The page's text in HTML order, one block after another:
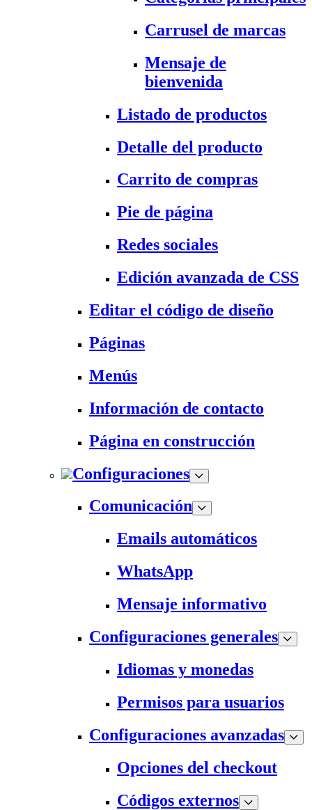
Carrusel de marcas
Mensaje de
bienvenida
Listado de productos
Detalle del producto
Carrito de compras
Pie de página
Redes sociales
Edición avanzada de CSS
Editar el código de diseño
Páginas
Menús
Información de contacto
Página en construcción
Configuraciones
Comunicación
Emails automáticos
WhatsApp
Mensaje informativo
Configuraciones generales
Idiomas y monedas
Permisos para usuarios
Configuraciones avanzadas
Opciones del checkout
Códigos externos